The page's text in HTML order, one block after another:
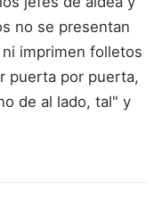
no se presentan
imprimen folletos
puerta por puerta,
de al lado, tal" y